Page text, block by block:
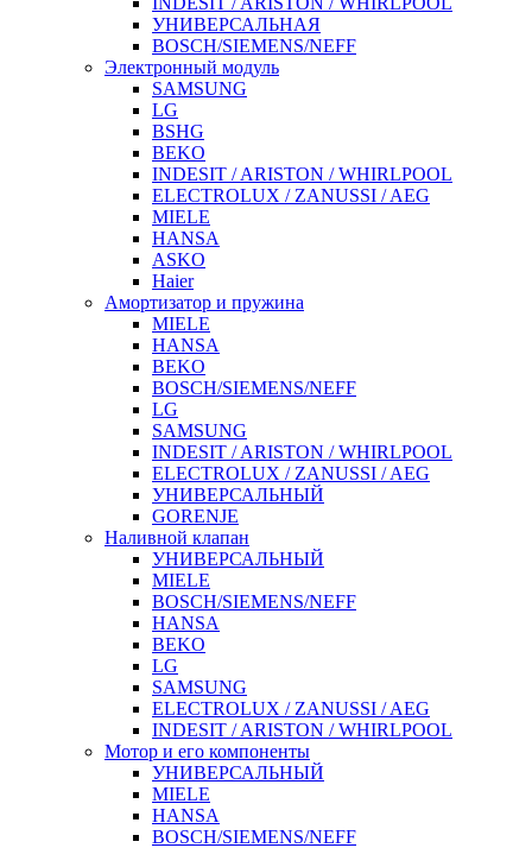
УНИВЕРСАЛЬНАЯ
BOSCH/SIEMENS/NEFF
Электронный модуль
SAMSUNG
LG
BSHG
BEKO
INDESIT / ARISTON / WHIRLPOOL
ELECTROLUX / ZANUSSI / AEG
MIELE
HANSA
ASKO
Haier
Амортизатор и пружина
MIELE
HANSA
BEKO
BOSCH/SIEMENS/NEFF
LG
SAMSUNG
INDESIT / ARISTON / WHIRLPOOL
ELECTROLUX / ZANUSSI / AEG
УНИВЕРСАЛЬНЫЙ
GORENJE
Наливной клапан
УНИВЕРСАЛЬНЫЙ
MIELE
BOSCH/SIEMENS/NEFF
HANSA
BEKO
LG
SAMSUNG
ELECTROLUX / ZANUSSI / AEG
INDESIT / ARISTON / WHIRLPOOL
Мотор и его компоненты
УНИВЕРСАЛЬНЫЙ
MIELE
HANSA
BOSCH/SIEMENS/NEFF